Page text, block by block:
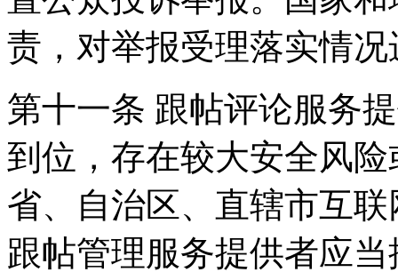
责，对举报受理落实情
第十一条 跟帖评论服务
到位，存在较大安全风
省、自治区、直辖市互
跟帖管理服务提供者应